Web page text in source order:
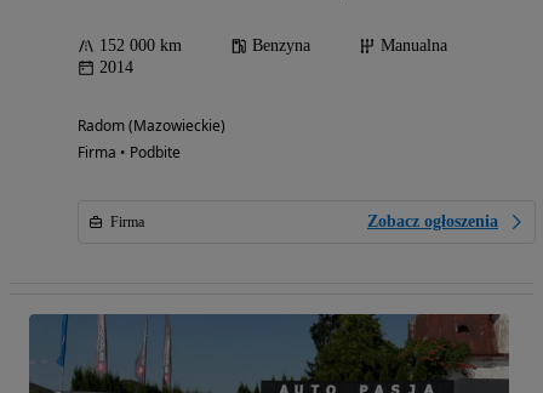
152 000 km Benzyna
Manualna
2014
Radom (Mazowieckie)
Firma • Podbite
Firma Zobacz ogłoszenia